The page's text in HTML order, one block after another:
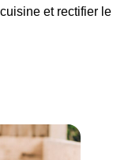
et rectifier le